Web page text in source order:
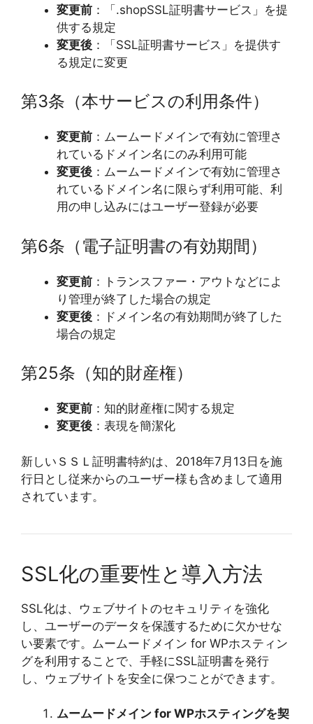
変更前 ：「.shopSSL証明書サービス」を提
供する規定
変更後 ：「SSL証明書サービス」を提供す
る規定に変更
第3条（本サービスの利用条件）
変更前 ：ムームードメインで有効に管理さ
れているドメイン名にのみ利用可能
変更後 ：ムームードメインで有効に管理さ
れているドメイン名に限らず利用可能、利
用の申し込みにはユーザー登録が必要
第6条（電子証明書の有効期間）
変更前 ：トランスファー・アウトなどによ
り管理が終了した場合の規定
変更後 ：ドメイン名の有効期間が終了した
場合の規定
第25条（知的財産権）
変更前 ：知的財産権に関する規定
変更後 ：表現を簡潔化
新しいＳＳＬ証明書特約は、2018年7月13日を施
行日とし従来からのユーザー様も含めまして適用
されています。
SSL化の重要性と導入方法
SSL化は、ウェブサイトのセキュリティを強化
し、ユーザーのデータを保護するために欠かせな
い要素です。ムームードメイン for WPホスティン
グを利用することで、手軽にSSL証明書を発行
し、ウェブサイトを安全に保つことができます。
ムームードメイン for WPホスティングを契